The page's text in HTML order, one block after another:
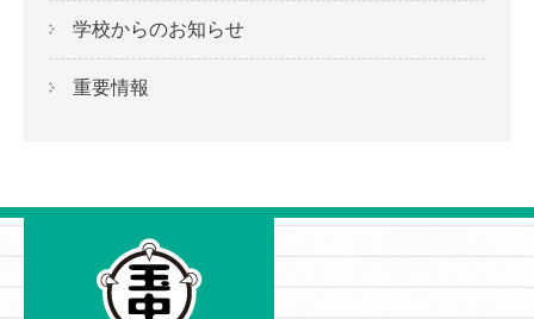
学校からのお知らせ
重要情報